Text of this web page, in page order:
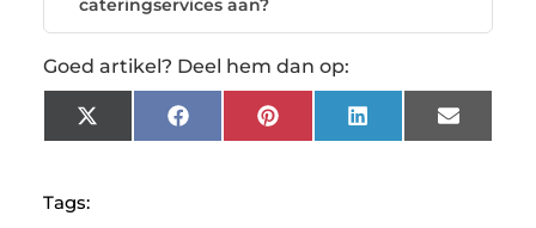
cateringservices aan?
Goed artikel? Deel hem dan op:
X
(Twitter)
FacebookPinterest LinkedIn Email
Tags: